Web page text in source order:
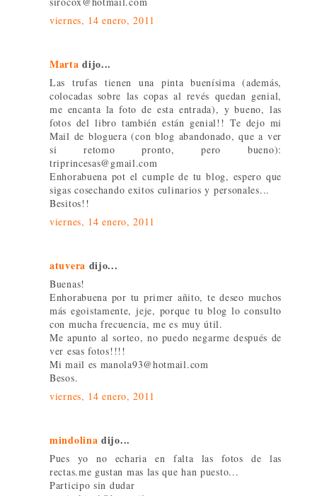
viernes, 14 enero, 2011
Marta dijo...
Las trufas tienen una pinta buenísima (además,
colocadas sobre las copas al revés quedan genial,
me encanta la foto de esta entrada), y bueno, las
fotos del libro también están genial!! Te dejo mi
Mail de bloguera (con blog abandonado, que a ver
si retomo pronto, pero bueno):
triprincesas@gmail.com
Enhorabuena pot el cumple de tu blog, espero que
sigas cosechando exitos culinarios y personales...
Besitos!!
viernes, 14 enero, 2011
atuvera dijo...
Buenas!
Enhorabuena por tu primer añito, te deseo muchos
más egoistamente, jeje, porque tu blog lo consulto
con mucha frecuencia, me es muy útil.
Me apunto al sorteo, no puedo negarme después de
ver esas fotos!!!!
Mi mail es manola93@hotmail.com
Besos.
viernes, 14 enero, 2011
mindolina dijo...
Pues yo no echaria en falta las fotos de las
rectas.me gustan mas las que han puesto...
Participo sin dudar